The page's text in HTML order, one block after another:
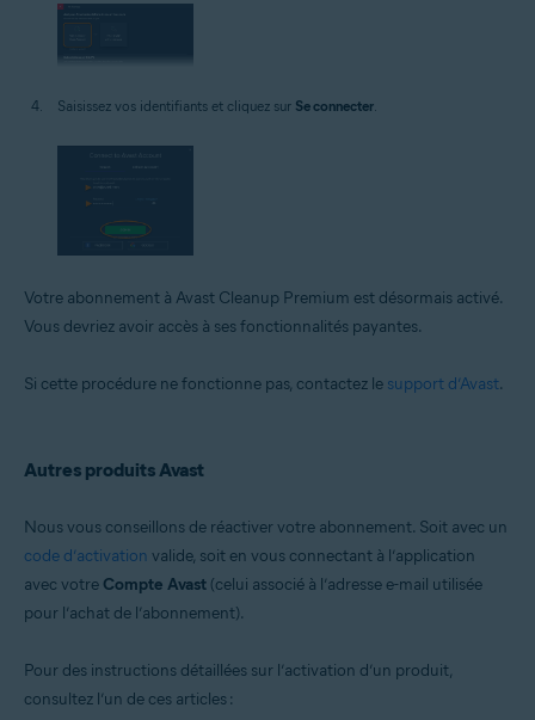
Saisissez vos identifiants et cliquez sur Se connecter.
Votre abonnement à Avast Cleanup Premium est désormais activé.
Vous devriez avoir accès à ses fonctionnalités payantes.
Si cette procédure ne fonctionne pas, contactez le support d’Avast.
Autres produits Avast
Nous vous conseillons de réactiver votre abonnement. Soit avec un
code d’activation valide, soit en vous connectant à l’application
avec votre Compte Avast (celui associé à l’adresse e-mail utilisée
pour l’achat de l’abonnement).
Pour des instructions détaillées sur l’activation d’un produit,
consultez l’un de ces articles :